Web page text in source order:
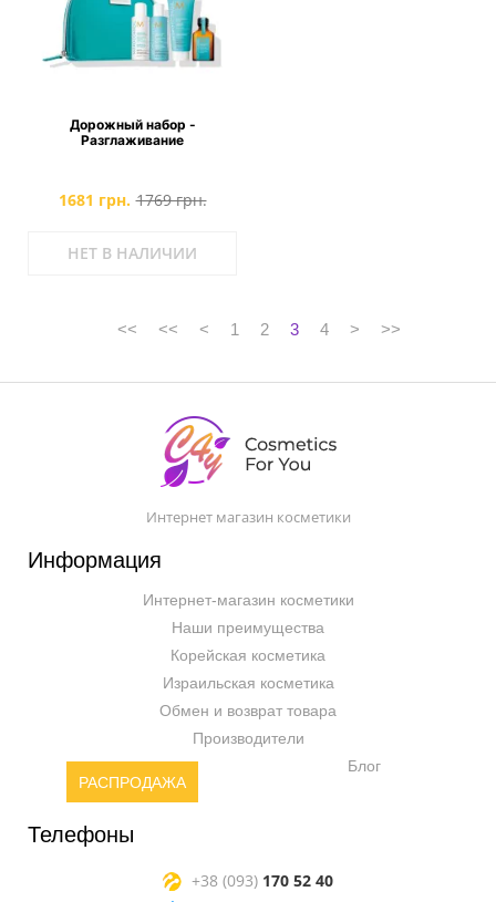
Дорожный набор -
Разглаживание
1681 грн. 1769 грн.
НЕТ В НАЛИЧИИ
<< << < 1 2 3 4 > >>
Интернет магазин косметики
Информация
Интернет-магазин косметики
Наши преимущества
Корейская косметика
Израильская косметика
Обмен и возврат товара
Производители
РАСПРОДАЖА
Блог
Телефоны
+38 (093) 170 52 40